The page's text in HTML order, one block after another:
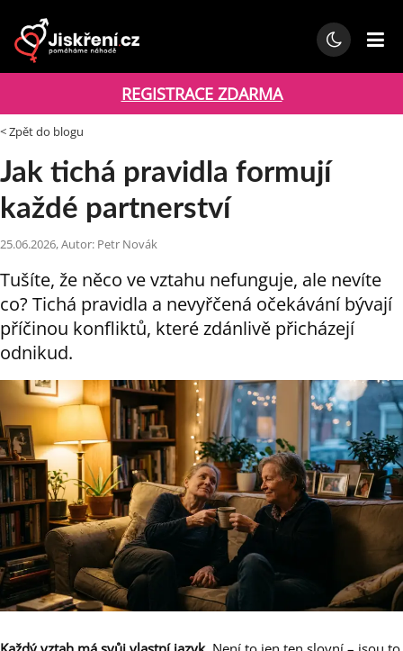
REGISTRACE ZDARMA
< Zpět do blogu
Jak tichá pravidla formují
každé partnerství
25.06.2026, Autor: Petr Novák
Tušíte, že něco ve vztahu nefunguje, ale nevíte
co? Tichá pravidla a nevyřčená očekávání bývají
příčinou konfliktů, které zdánlivě přicházejí
odnikud.